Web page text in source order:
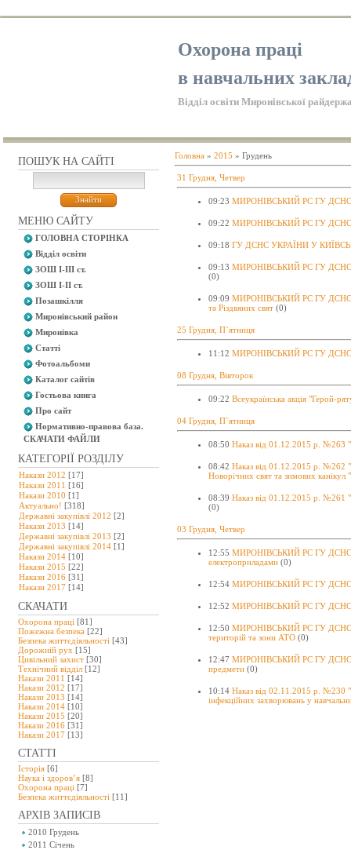
Охорона праці
в навчальних
Відділ освіти Миронівської
ПОШУК НА САЙТІ
МЕНЮ САЙТУ
ГОЛОВНА СТОРІНКА
Відділ освіти
ЗОШ І-ІІІ ст.
ЗОШ І-ІІ ст.
Позашкілля
Миронівський район
Миронівка
Статті
Фотоальбоми
Каталог сайтів
Гостьова книга
Про сайт
Нормативно-правова база.
СКАЧАТИ ФАЙЛИ
КАТЕГОРІЇ РОЗДІЛУ
Накази 2012 [17]
Накази 2011 [16]
Накази 2010 [1]
Актуально! [318]
Державні закупівлі 2012 [2]
Накази 2013 [14]
Державні закупівлі 2013 [2]
Державні закупівлі 2014 [1]
Накази 2014 [10]
Накази 2015 [22]
Накази 2016 [31]
Накази 2017 [14]
СКАЧАТИ
Охорона праці [81]
Пожежна безпека [22]
Безпека життєдіяльності [43]
Дорожній рух [15]
Цивільний захист [30]
Технічний відділ [12]
Накази 2011 [14]
Накази 2012 [17]
Накази 2013 [14]
Накази 2014 [10]
Накази 2015 [20]
Накази 2016 [31]
Накази 2017 [13]
СТАТТІ
Історія [6]
Наука і здоров’я [8]
Охорона праці [7]
Безпeка життєдіяльності [11]
АРХІВ ЗАПИСІВ
2010 Грудень
2011 Січень
Головна » 2015 » Грудень
31 Грудня, Четвер
09:23 МИРОНІВСЬКИЙ РС ГУ ДСНС
09:22 МИРОНІВСЬКИЙ РС ГУ ДСНС
09:18 ГУ ДСНС УКРАЇНИ У
09:13 МИРОНІВСЬКИЙ РС ГУ ДСНС
(0)
09:09 МИРОНІВСЬКИЙ РС ГУ ДСНС
та Різдвяних свят (0)
25 Грудня, П`ятниця
11:12 МИРОНІВСЬКИЙ РС ГУ ДСНС
08 Грудня, Вівторок
09:22 Всеукраїнська акція "Герой-
04 Грудня, П`ятниця
08:50 Наказ від 01.12.2015 р. №263
08:42 Наказ від 01.12.2015 р. №262
Новорічних свят та зимових канікул "
08:39 Наказ від 01.12.2015 р. №261
(0)
03 Грудня, Четвер
12:55 МИРОНІВСЬКИЙ РС ГУ ДСНС
електроприладами (0)
12:54 МИРОНІВСЬКИЙ РС ГУ ДСНС
12:52 МИРОНІВСЬКИЙ РС ГУ ДСНС
12:50 МИРОНІВСЬКИЙ РС ГУ ДСНС
територій та зони АТО (0)
12:47 МИРОНІВСЬКИЙ РС ГУ ДСНС
предмети (0)
10:14 Наказ від 02.11.2015 р. №230
інфекційних захворювань у